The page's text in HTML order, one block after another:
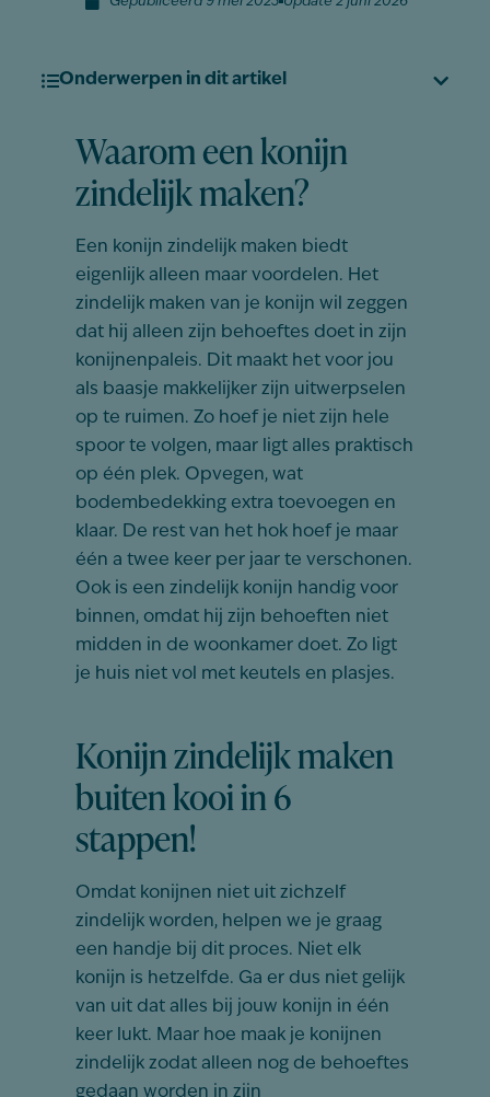
Onderwerpen in dit artikel
Waarom een konijn
zindelijk maken?
Een konijn zindelijk maken biedt
eigenlijk alleen maar voordelen. Het
zindelijk maken van je konijn wil zeggen
dat hij alleen zijn behoeftes doet in zijn
konijnenpaleis. Dit maakt het voor jou
als baasje makkelijker zijn uitwerpselen
op te ruimen. Zo hoef je niet zijn hele
spoor te volgen, maar ligt alles praktisch
op één plek. Opvegen, wat
bodembedekking extra toevoegen en
klaar. De rest van het hok hoef je maar
één a twee keer per jaar te verschonen.
Ook is een zindelijk konijn handig voor
binnen, omdat hij zijn behoeften niet
midden in de woonkamer doet. Zo ligt
je huis niet vol met keutels en plasjes.
Konijn zindelijk maken
buiten kooi in 6
stappen!
Omdat konijnen niet uit zichzelf
zindelijk worden, helpen we je graag
een handje bij dit proces. Niet elk
konijn is hetzelfde. Ga er dus niet gelijk
van uit dat alles bij jouw konijn in één
keer lukt. Maar hoe maak je konijnen
zindelijk zodat alleen nog de behoeftes
gedaan worden in zijn